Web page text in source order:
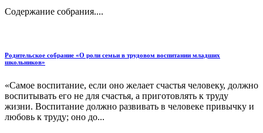
Содержание собрания....
Родительское собрание «О роли семьи в трудовом воспитании младших
школьников»
«Самое воспитание, если оно желает счастья человеку, должно
воспитывать его не для счастья, а приготовлять к труду
жизни. Воспитание должно развивать в человеке привычку и
любовь к труду; оно до...